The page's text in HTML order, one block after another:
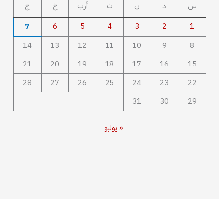
س
د ن ث أرب خ
ج
1
2
3
4
5
6
7
8
9
10
11
12
13
14
15
16
17
18
19
20
21
22
23
24
25
26
27
28
29
30
31
« يوليو